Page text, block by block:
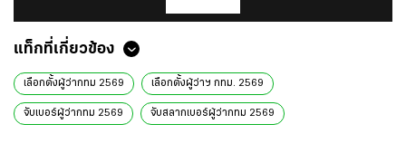
แท็กที่เกี่ยวข้อง
เลือกตั้งผู้ว่ากทม 2569 เลือกตั้งผู้ว่าฯ กทม. 2569
จับเบอร์ผู้ว่ากทม 2569 จับสลากเบอร์ผู้ว่ากทม 2569